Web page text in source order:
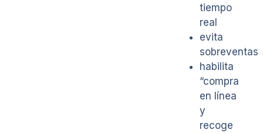
tiempo
real
evita
sobreventas
habilita
“compra
en línea
y
recoge